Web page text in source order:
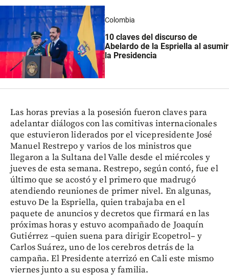
Colombia
10 claves del discurso de
Abelardo de la Espriella al asumir
la Presidencia
Las horas previas a la posesión fueron claves para
adelantar diálogos con las comitivas internacionales
que estuvieron liderados por el vicepresidente José
Manuel Restrepo y varios de los ministros que
llegaron a la Sultana del Valle desde el miércoles y
jueves de esta semana. Restrepo, según contó, fue el
último que se acostó y el primero que madrugó
atendiendo reuniones de primer nivel. En algunas,
estuvo De la Espriella, quien trabajaba en el
paquete de anuncios y decretos que firmará en las
próximas horas y estuvo acompañado de Joaquín
Gutiérrez –quien suena para dirigir Ecopetrol– y
Carlos Suárez, uno de los cerebros detrás de la
campaña. El Presidente aterrizó en Cali este mismo
viernes junto a su esposa y familia.